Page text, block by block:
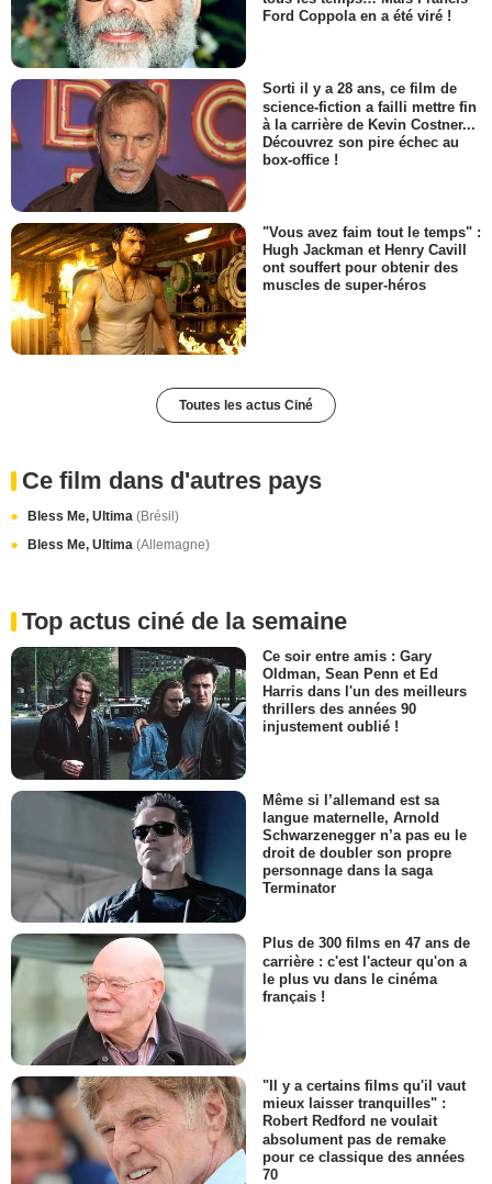
Ford Coppola en a été viré !
Sorti il y a 28 ans, ce film de
science-fiction a failli mettre fin
à la carrière de Kevin Costner...
Découvrez son pire échec au
box-office !
"Vous avez faim tout le temps" :
Hugh Jackman et Henry Cavill
ont souffert pour obtenir des
muscles de super-héros
Toutes les actus Ciné
Ce film dans d'autres pays
Bless Me, Ultima (Brésil)
Bless Me, Ultima (Allemagne)
Top actus ciné de la semaine
Ce soir entre amis : Gary
Oldman, Sean Penn et Ed
Harris dans l'un des meilleurs
thrillers des années 90
injustement oublié !
Même si l’allemand est sa
langue maternelle, Arnold
Schwarzenegger n’a pas eu le
droit de doubler son propre
personnage dans la saga
Terminator
Plus de 300 films en 47 ans de
carrière : c'est l'acteur qu'on a
le plus vu dans le cinéma
français !
"Il y a certains films qu'il vaut
mieux laisser tranquilles" :
Robert Redford ne voulait
absolument pas de remake
pour ce classique des années
70